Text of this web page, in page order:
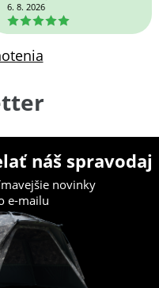
6. 8. 2026
5
náš spravodaj
novinky
e-mailu